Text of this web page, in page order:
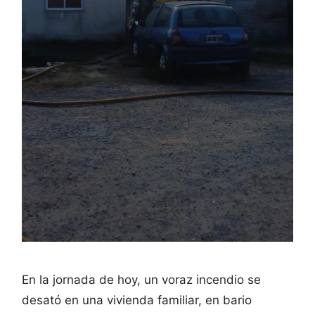
En la jornada de hoy, un voraz incendio se
desató en una vivienda familiar, en bario